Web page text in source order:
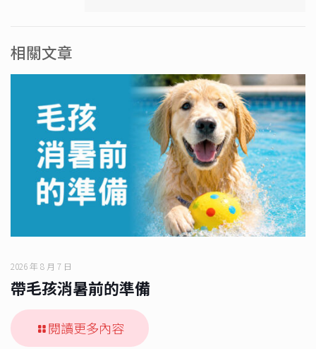
相關文章
2026 年 8 月 7 日
帶毛孩消暑前的準備
閱讀更多內容